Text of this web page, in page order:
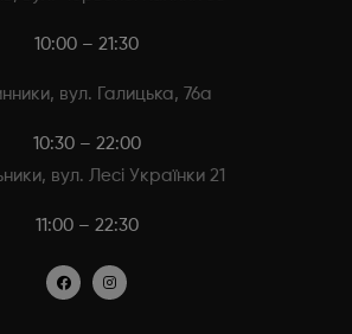
10:00 – 21:30
вул. Галицька, 76а
10:30 – 22:00
вул. Лесі Українки 21
11:00 – 22:30